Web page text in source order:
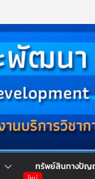
ทรัพย์สินทางปั